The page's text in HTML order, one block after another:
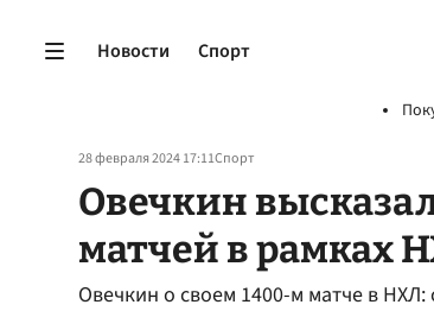
Новости Спорт
28 февраля 2024 17:11Спорт
Овечкин
матчей в рамках
Овечкин о своем 1400-м матче в